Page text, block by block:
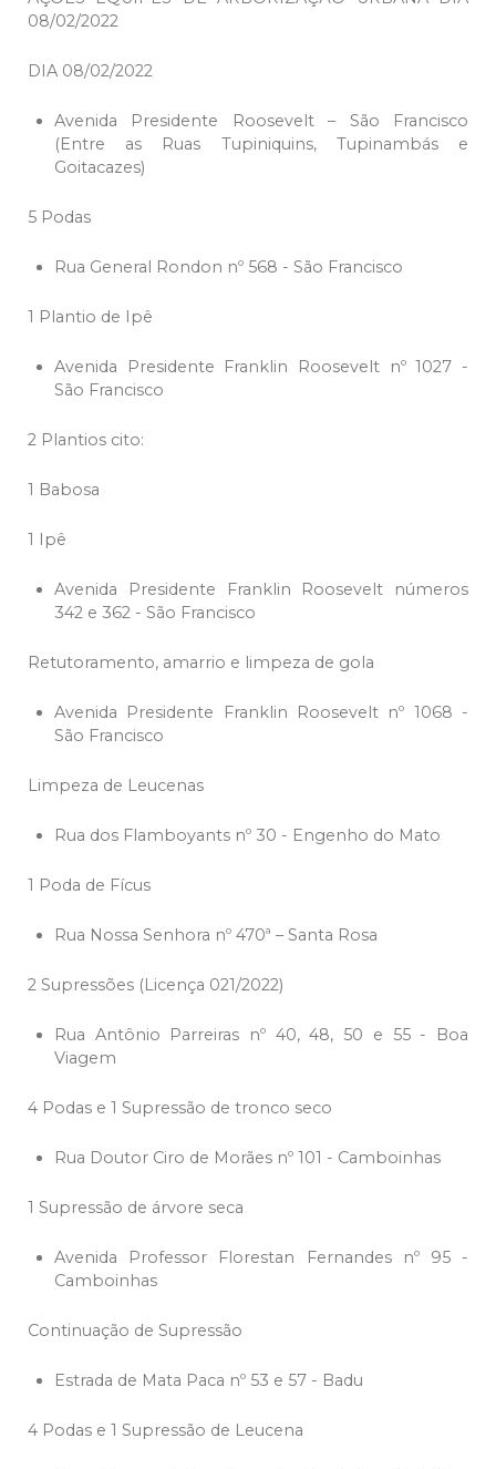
08/02/2022
DIA 08/02/2022
Avenida Presidente Roosevelt – São Francisco
(Entre as Ruas Tupiniquins, Tupinambás e
Goitacazes)
5 Podas
Rua General Rondon nº 568 - São Francisco
1 Plantio de Ipê
Avenida Presidente Franklin Roosevelt nº 1027 -
São Francisco
2 Plantios cito:
1 Babosa
1 Ipê
Avenida Presidente Franklin Roosevelt números
342 e 362 - São Francisco
Retutoramento, amarrio e limpeza de gola
Avenida Presidente Franklin Roosevelt nº 1068 -
São Francisco
Limpeza de Leucenas
Rua dos Flamboyants nº 30 - Engenho do Mato
1 Poda de Fícus
Rua Nossa Senhora nº 470ª – Santa Rosa
2 Supressões (Licença 021/2022)
Rua Antônio Parreiras nº 40, 48, 50 e 55 - Boa
Viagem
4 Podas e 1 Supressão de tronco seco
Rua Doutor Ciro de Morães nº 101 - Camboinhas
1 Supressão de árvore seca
Avenida Professor Florestan Fernandes nº 95 -
Camboinhas
Continuação de Supressão
Estrada de Mata Paca nº 53 e 57 - Badu
4 Podas e 1 Supressão de Leucena